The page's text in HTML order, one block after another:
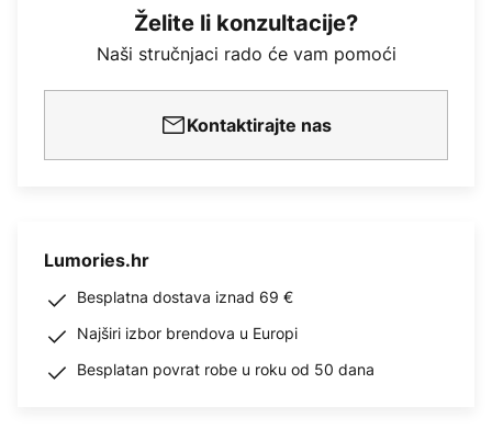
Želite li konzultacije?
Naši stručnjaci rado će vam pomoći
Kontaktirajte nas
Lumories.hr
Besplatna dostava iznad 69 €
Najširi izbor brendova u Europi
Besplatan povrat robe u roku od 50 dana